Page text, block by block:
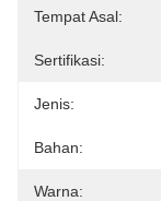
Tempat Asal:
Sertifikasi:
Jenis:
Bahan:
Warna: